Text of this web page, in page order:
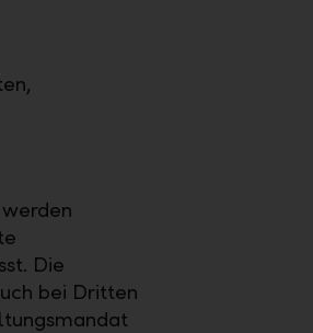
Die
bei Dritten